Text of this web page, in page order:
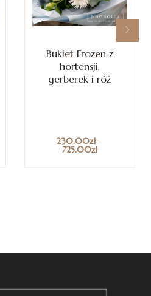
Bukiet Frozen z
hortensji,
gerberek i róż
230.00zł–
725.00zł